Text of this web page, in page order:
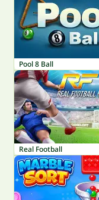
Pool 8 Ball
Real Football